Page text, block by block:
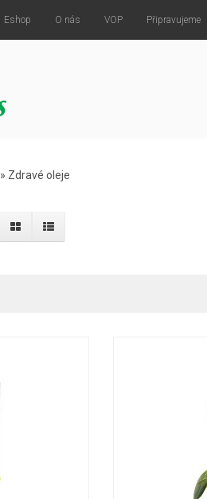
Eshop O nás VOP Připravujeme
» Zdravé oleje